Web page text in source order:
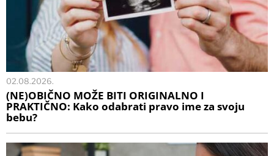
02.08.2026.
(NE)OBIČNO MOŽE BITI ORIGINALNO I
PRAKTIČNO: Kako odabrati pravo ime za svoju
bebu?